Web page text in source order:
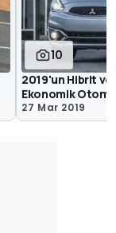
10
2019'un Hibrit
Ekonomik
27 Mar 2019